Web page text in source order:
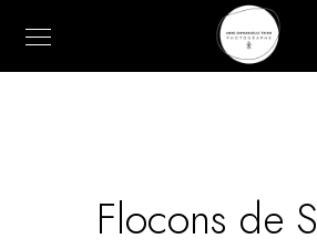
Flocons de